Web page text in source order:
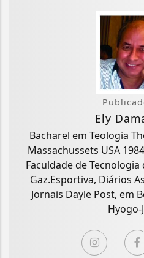
Ely
Bacharel em Teologia
Massachussets USA 1984/1990. Jornalismo pela
Faculdade de
Gaz.Esportiva, Diários
Jornais Dayle Post, em
Hyogo-